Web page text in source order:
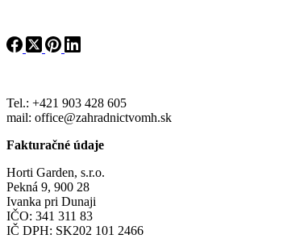
Tel.: +421 903 428 605
mail: office@zahradnictvomh.sk
Fakturačné údaje
Horti Garden, s.r.o.
Pekná 9, 900 28
Ivanka pri Dunaji
IČO: 341 311 83
IČ DPH: SK202 101 2466